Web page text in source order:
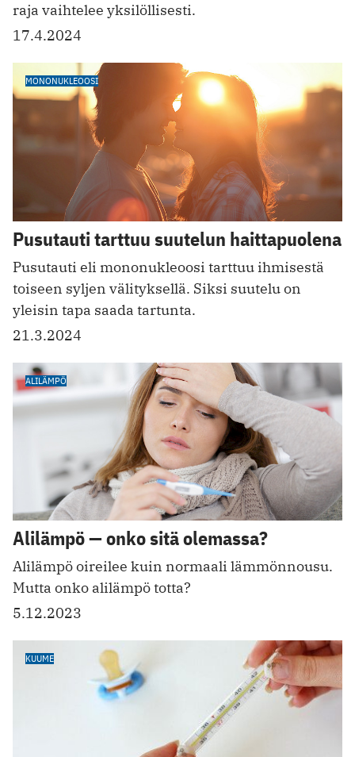
raja vaihtelee yksilöllisesti.
17.4.2024
MONONUKLEOOSI
Pusutauti tarttuu suutelun haittapuolena
Pusutauti eli mononukleoosi tarttuu ihmisestä
toiseen syljen välityksellä. Siksi suutelu on
yleisin tapa saada tartunta.
21.3.2024
ALILÄMPÖ
Alilämpö — onko sitä olemassa?
Alilämpö oireilee kuin normaali lämmönnousu.
Mutta onko alilämpö totta?
5.12.2023
KUUME